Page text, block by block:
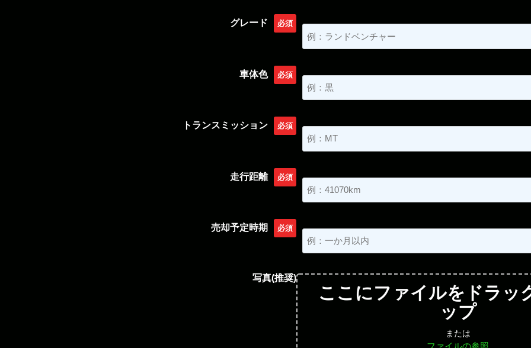
グレード 必須
車体色 必須
トランスミッション 必須
走行距離 必須
売却予定時期 必須
写真(推奨)
ここにファイルをドラッ
ップ
または